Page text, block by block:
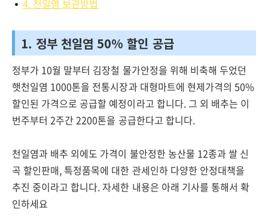
4. 천일염 보관방법
1. 정부 천일염 50% 할인 공급
정부가 10월 말부터 김장철 물가안정을 위해 비축해 두었던
햇천일염 1000톤을 전통시장과 대형마트에 현제가격의 50%
할인된 가격으로 공급할 예정이라고 합니다. 그 외 배추는 이
번주부터 2주간 2200톤을 공급한다고 합니다.
천일염과 배추 외에도 가격이 불안정한 농산물 12종과 쌀 신
곡 할인판매, 특정품목에 대한 관세인하 다양한 안정대책을
추진 중이라고 합니다. 자세한 내용은 아래 기사를 통해서 확
인하세요